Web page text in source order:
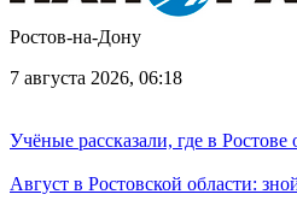
Ростов-на-Дону
7 августа 2026, 06:18
Учёные рассказали, где в
Август в Ростовской области: